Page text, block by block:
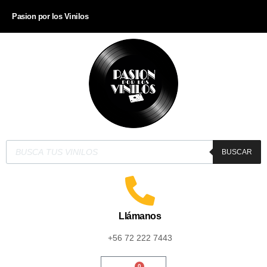
Pasion por los Vinilos
BUSCAR
Llámanos
+56 72 222 7443